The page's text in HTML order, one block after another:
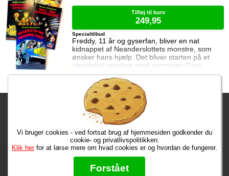
Freddy, 11 år og gyserfan, bliver en nat
kidnappet af Neanderslottets monstre, som
ønsker hans hjælp. Det bliver starten på et
ubrydeligt venskab med vampyren Grev
Dracula, varulven Eddie, den hovedløse ridder
Sir Arthur Fieldstein, Frankenstein-uhyret
Boris, mumien Mummy og bøvsedragen Nitan.
Specialtilbud
Tilføj til kurv
249,95
Fragtgebyret er DKK 59,95 • Fragtgebyret bortfalder ved køb over
DKK 299,00
Bestiller du nu, har du dine varer på mandag!
Max 50 kr. Bøger til en 🐕
★★★★★
Læs hvad vores kunder siger om os på Trustpilot
Vi bruger cookies - ved fortsat brug af hjemmesiden godkender du
cookie- og privatlivspolitikken.
Klik herfor at læse mere om hvad cookies er og hvordan de fungerer.
Forstået